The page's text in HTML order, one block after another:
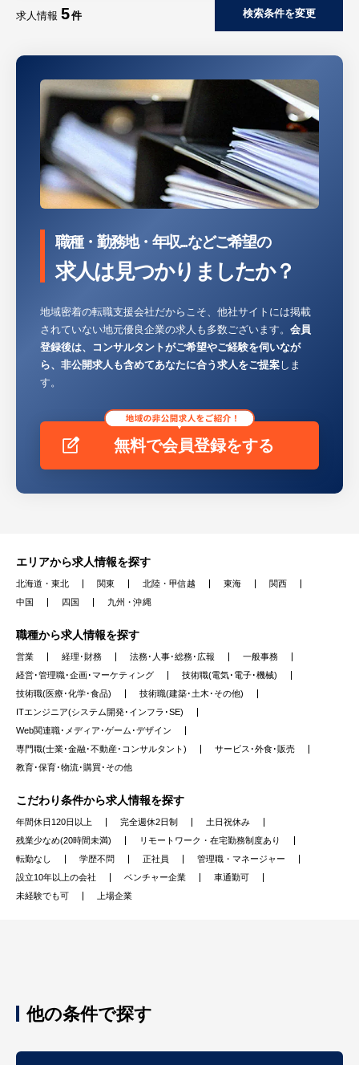
年4月に発足した企業ですので、福岡県に限
定した働き方をしつつも、スキルアップが望
める環境です。（キャリアアップのために、
短期出向の可能性はあります）
また、年に3回面談を実施しており、キャリ
ア面談を通して身に着けたいスキルや担当し
たい製品などの意見をアウトプットする場が
境です。今回のポジションでは経理室長への
スも可能です。
（愛知県）への短期出向の可能性がございま
す。
求人情報 5件 検索条件を変更
職種・勤務地・年収...などご希望の
求人は見つかりましたか？
地域密着の転職支援会社だからこそ、他社サイトには掲載
されていない地元優良企業の求人も多数ございます。 会員
登録後は、コンサルタントがご希望やご経験を伺いなが
ら、非公開求人も含めてあなたに合う求人をご提案しま
す。
無料で会員登録をする
エリアから求人情報を探す
北海道・東北 関東 北陸・甲信越 東海
関西
中国
四国 九州・沖縄
職種から求人情報を探す
営業 経理･財務 法務･人事･総務･広報
一般事務
経営･管理職･企画･マーケティング
技術職(電気･電子･機械)
技術職(医療･化学･食品)
技術職(建築･土木･その他)
ITエンジニア(システム開発･インフラ･SE)
Web関連職･メディア･ゲーム･デザイン
専門職(士業･金融･不動産･コンサルタント)
サービス･外食･販売
教育･保育･物流･購買･その他
こだわり条件から求人情報を探す
年間休日120日以上 完全週休2日制
土日祝休み
残業少なめ(20時間未満)
リモートワーク・在宅勤務制度あり
転勤なし
学歴不問 正社員
管理職・マネージャー
設立10年以上の会社
ベンチャー企業
車通勤可
未経験でも可
上場企業
他の条件で探す